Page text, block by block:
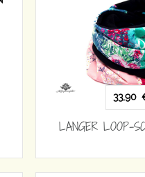
33,90
LANGER LOOP-